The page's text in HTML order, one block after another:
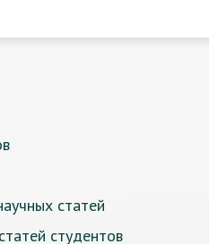
статей
студентов